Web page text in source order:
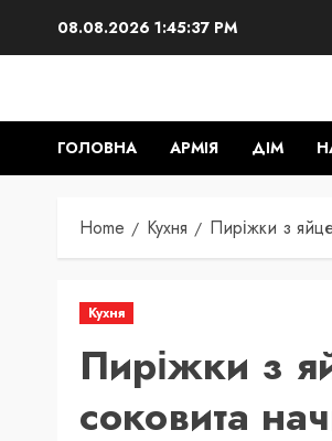
08.08.2026 1:45:38 PM
ГОЛОВНА АРМІЯ ДІМ
Home Кухня Пиріжки з
Кухня
Пиріжки з
соковита